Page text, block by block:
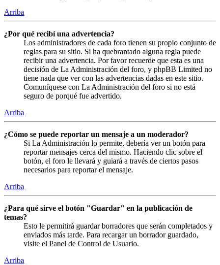
Arriba
¿Por qué recibí una advertencia?
Los administradores de cada foro tienen su propio conjunto de
reglas para su sitio. Si ha quebrantado alguna regla puede
recibir una advertencia. Por favor recuerde que esta es una
decisión de La Administración del foro, y phpBB Limited no
tiene nada que ver con las advertencias dadas en este sitio.
Comuníquese con La Administración del foro si no está
seguro de porqué fue advertido.
Arriba
¿Cómo se puede reportar un mensaje a un moderador?
Si La Administración lo permite, debería ver un botón para
reportar mensajes cerca del mismo. Haciendo clic sobre el
botón, el foro le llevará y guiará a través de ciertos pasos
necesarios para reportar el mensaje.
Arriba
¿Para qué sirve el botón "Guardar" en la publicación de
temas?
Esto le permitirá guardar borradores que serán completados y
enviados más tarde. Para recargar un borrador guardado,
visite el Panel de Control de Usuario.
Arriba